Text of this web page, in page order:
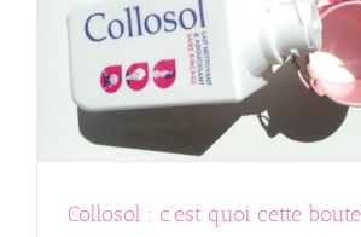
Collosol : c’est quoi cette